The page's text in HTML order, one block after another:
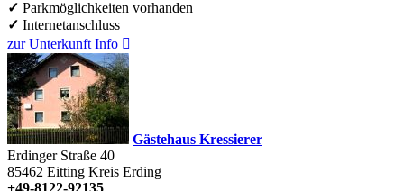
✓ Parkmöglichkeiten vorhanden
✓ Internetanschluss
zur Unterkunft Info 
Gästehaus Kressierer
Erdinger Straße 40
85462 Eitting Kreis Erding
+49-8122-92135